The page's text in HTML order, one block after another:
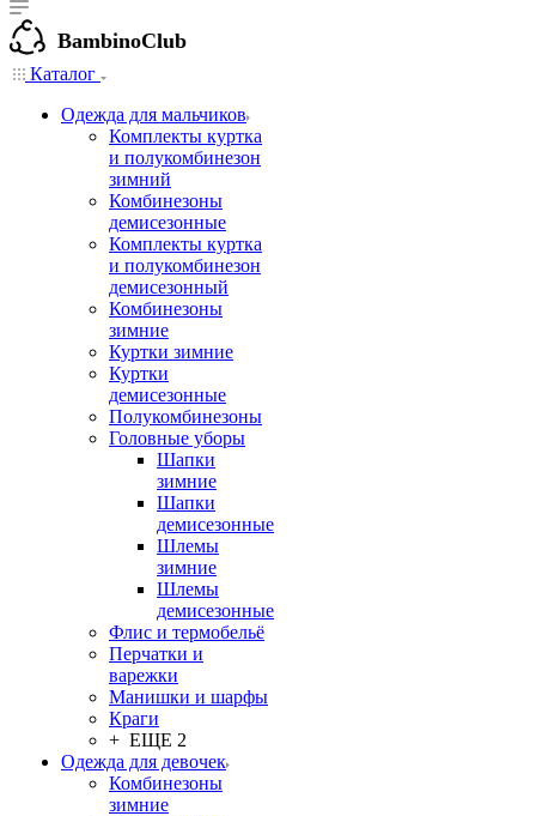
BambinoClub
Каталог
Одежда для мальчиков
Комплекты куртка
и полукомбинезон
зимний
Комбинезоны
демисезонные
Комплекты куртка
и полукомбинезон
демисезонный
Комбинезоны
зимние
Куртки зимние
Куртки
демисезонные
Полукомбинезоны
Головные уборы
Шапки
зимние
Шапки
демисезонные
Шлемы
зимние
Шлемы
демисезонные
Флис и термобельё
Перчатки и
варежки
Манишки и шарфы
Краги
+ ЕЩЕ 2
Одежда для девочек
Комбинезоны
зимние